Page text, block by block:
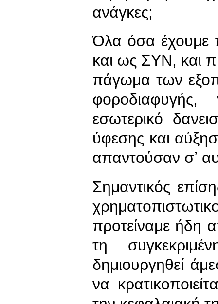
ανάγκες;
Όλα όσα έχουμε
και ως ΣΥΝ, και
πάγωμα των
φοροδιαφυγής,
εσωτερικό
ύφεσης και
απαντούσαν σʼ
Σημαντικός
προτείναμε ήδη
τη
δημιουργηθεί
να